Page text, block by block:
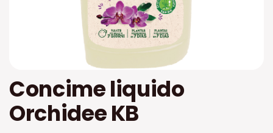
all'inizio
della
galleria
di
Concime liquido
Orchidee KB